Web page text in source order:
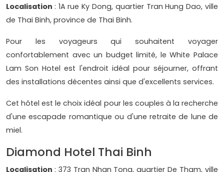
Localisation : 1A rue Ky Dong, quartier Tran Hung Dao, ville
de Thai Binh, province de Thai Binh.
Pour les voyageurs qui souhaitent voyager
confortablement avec un budget limité, le White Palace
Lam Son Hotel est l'endroit idéal pour séjourner, offrant
des installations décentes ainsi que d'excellents services.
Cet hôtel est le choix idéal pour les couples à la recherche
d'une escapade romantique ou d'une retraite de lune de
miel.
Diamond Hotel Thai Binh
Localisation : 373 Tran Nhan Tong, quartier De Tham, ville